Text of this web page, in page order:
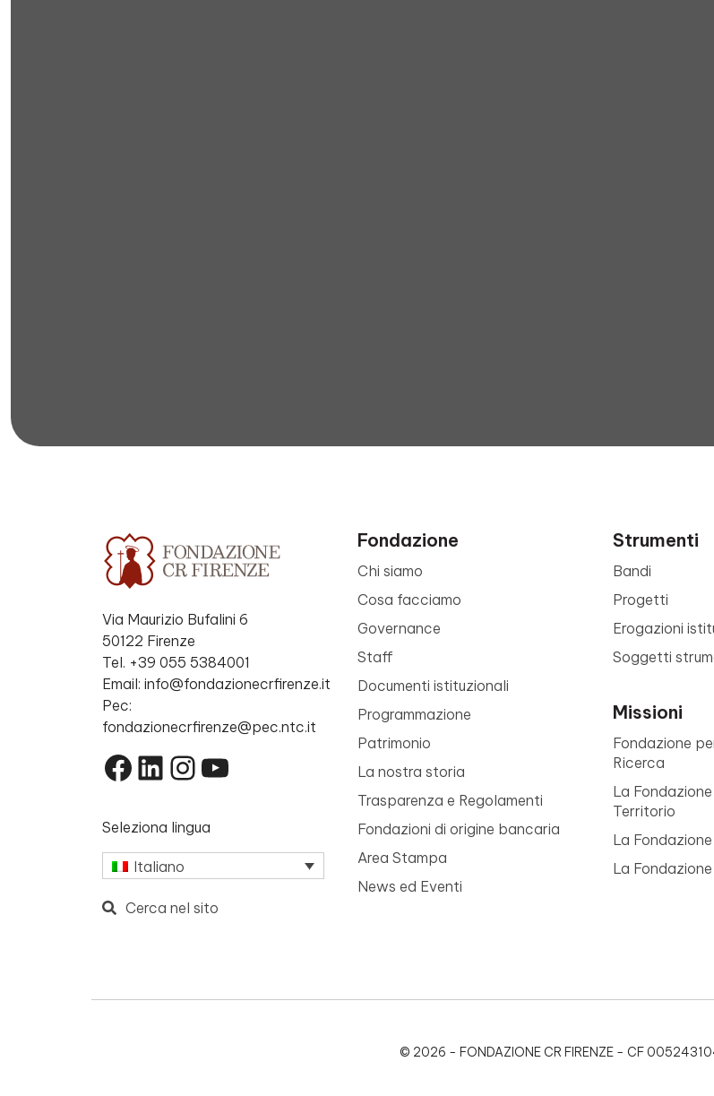
Via Maurizio Bufalini 6
50122 Firenze
Tel. +39 055 5384001
Email: info@fondazionecrfirenze.it
Pec:
fondazionecrfirenze@pec.ntc.it
Facebook
LinkedIn
Instagram
YouTube
Seleziona lingua
Italiano
Cerca nel sito
Fondazione
Chi siamo
Cosa facciamo
Governance
Staff
Documenti istituzionali
Programmazione
Patrimonio
La nostra storia
Trasparenza e Regolamenti
Fondazioni di origine bancaria
Area Stampa
News ed Eventi
Strumenti
Bandi
Progetti
Erogazioni
Soggetti
Missioni
Fondazione
Ricerca
La
Territorio
La
La Fondazione
© 2026 - FONDAZIONE CR FIRENZE - CF